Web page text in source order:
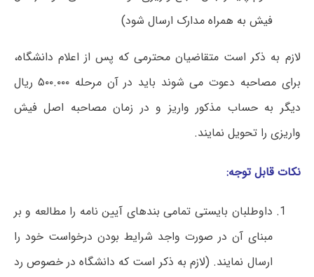
فیش به همراه مدارک ارسال شود)
لازم به ذکر است متقاضیان محترمی که پس از اعلام دانشگاه،
برای مصاحبه دعوت می شوند باید در آن مرحله ۵۰۰.۰۰۰ ریال
دیگر به حساب مذکور واریز و در زمان مصاحبه اصل فیش
واریزی را تحویل نمایند.
نکات قابل توجه:
داوطلبان بایستی تمامی بندهای آیین نامه را مطالعه و بر
مبنای آن در صورت واجد شرایط بودن درخواست خود را
ارسال نمایند. (لازم به ذکر است که دانشگاه در خصوص رد